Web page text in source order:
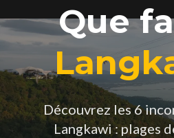
Que
Découvrez les 6
Langkawi : plages